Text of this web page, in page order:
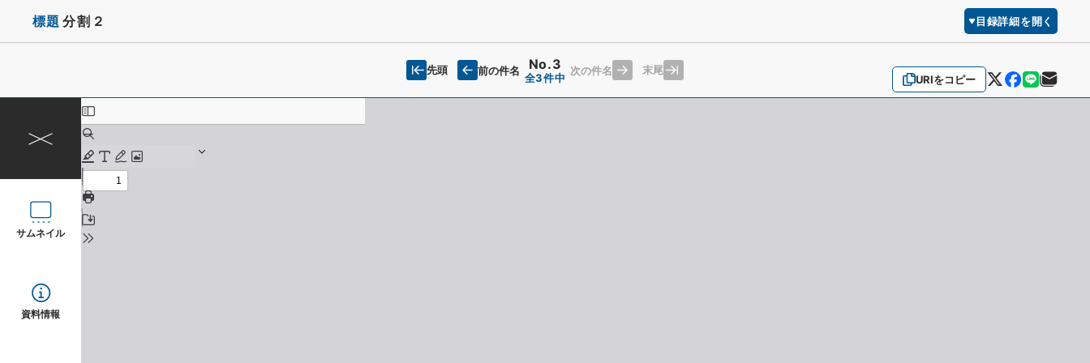
標題 分割２ 目録詳細を開く
URIをコピー
先頭 前の件名 No.3
全3件中
次の件名 末尾
サムネイル
資料情報